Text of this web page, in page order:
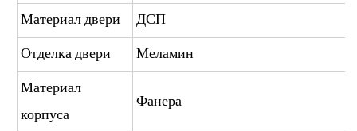
Материал двери
ДСП
Отделка двери
Меламин
Материал
корпуса
Фанера